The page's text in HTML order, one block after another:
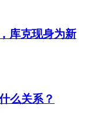
库克现身为新
么关系？